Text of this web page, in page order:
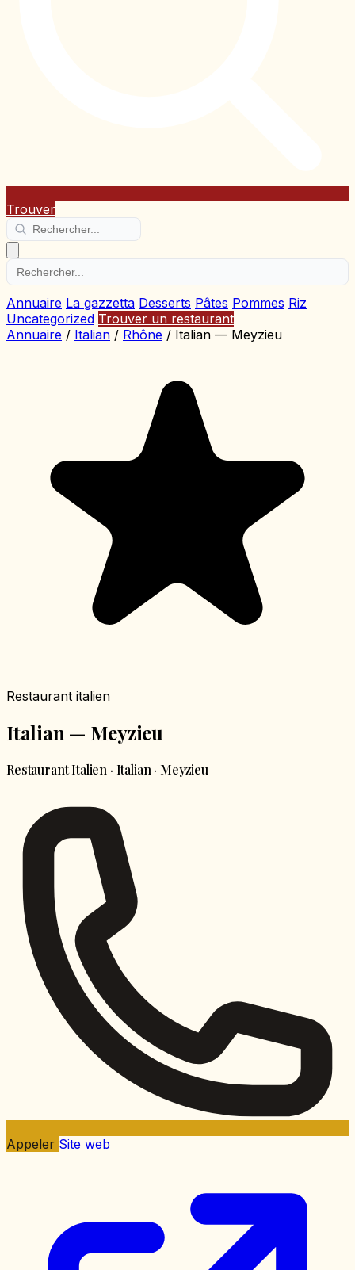
Trouver
Annuaire La gazzetta Desserts Pâtes Pommes Riz
Uncategorized Trouver un restaurant
Annuaire / Italian / Rhône / Italian — Meyzieu
Restaurant italien
Italian — Meyzieu
Restaurant Italien · Italian · Meyzieu
Appeler Site web